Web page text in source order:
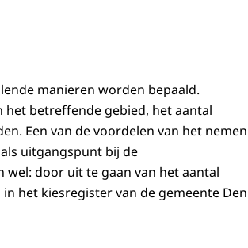
manieren worden bepaald.
betreffende gebied, het aantal
Een van de voordelen van het nemen
uitgangspunt bij de
wel: door uit te gaan van het aantal
het kiesregister van de gemeente Den